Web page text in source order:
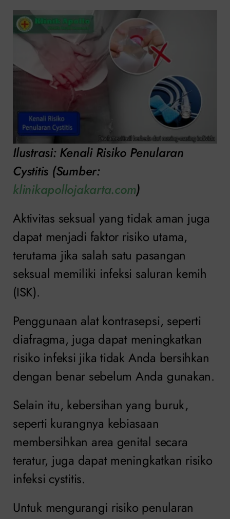
Ilustrasi: Kenali Risiko Penularan
Cystitis (Sumber:
klinikapollojakarta.com)
Aktivitas seksual yang tidak aman juga
dapat menjadi faktor risiko utama,
terutama jika salah satu pasangan
seksual memiliki infeksi saluran kemih
(ISK).
Penggunaan alat kontrasepsi, seperti
diafragma, juga dapat meningkatkan
risiko infeksi jika tidak Anda bersihkan
dengan benar sebelum Anda gunakan.
Selain itu, kebersihan yang buruk,
seperti kurangnya kebiasaan
membersihkan area genital secara
teratur, juga dapat meningkatkan risiko
infeksi cystitis.
Untuk mengurangi risiko penularan